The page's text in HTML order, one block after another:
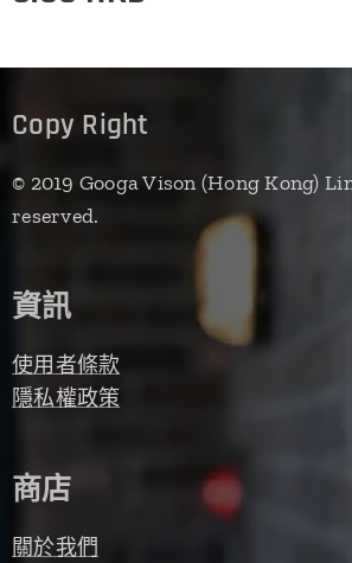
Copy Right
© 2019 Googa Vison (Hong Kong)
reserved.
資訊
使用者條款
隱私權政策
商店
關於我們